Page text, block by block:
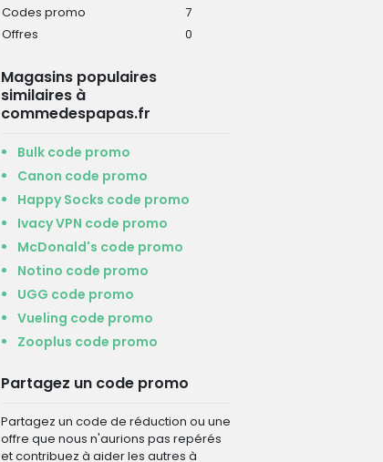
Codes promo
7
Offres
0
Magasins populaires
similaires à
commedespapas.fr
Bulk code promo
Canon code promo
Happy Socks code promo
Ivacy VPN code promo
McDonald's code promo
Notino code promo
UGG code promo
Vueling code promo
Zooplus code promo
Partagez un code promo
Partagez un code de réduction ou une
offre que nous n'aurions pas repérés
et contribuez à aider les autres à